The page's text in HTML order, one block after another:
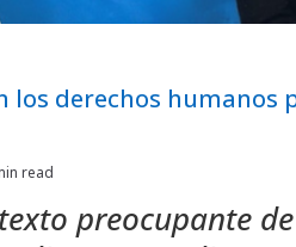
los derechos
read
preocupante